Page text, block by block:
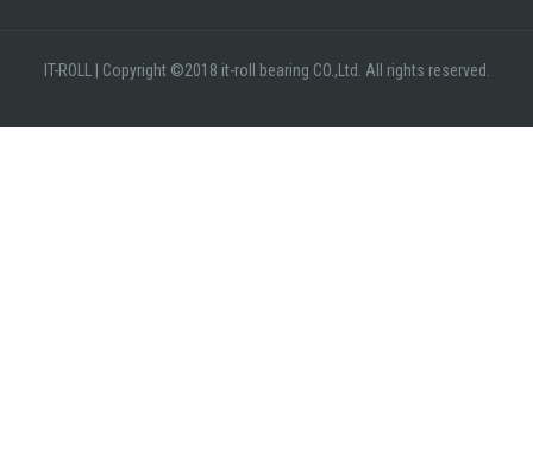
IT-ROLL Copyright ©2018 it-roll bearing CO.,Ltd. All rights reserved.